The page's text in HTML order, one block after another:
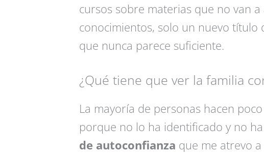
cursos sobre materias que no van
conocimientos, solo un nuevo título
que nunca parece suficiente.
¿Qué tiene que ver la familia
La mayoría de personas hacen
porque no lo ha identificado y no
de autoconfianza que me atrevo